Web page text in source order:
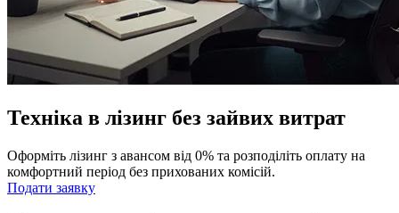
Техніка в лізинг без зайвих витрат
Оформіть лізинг з авансом від 0% та розподіліть оплату на
комфортний період без прихованих комісій.
Подати заявку